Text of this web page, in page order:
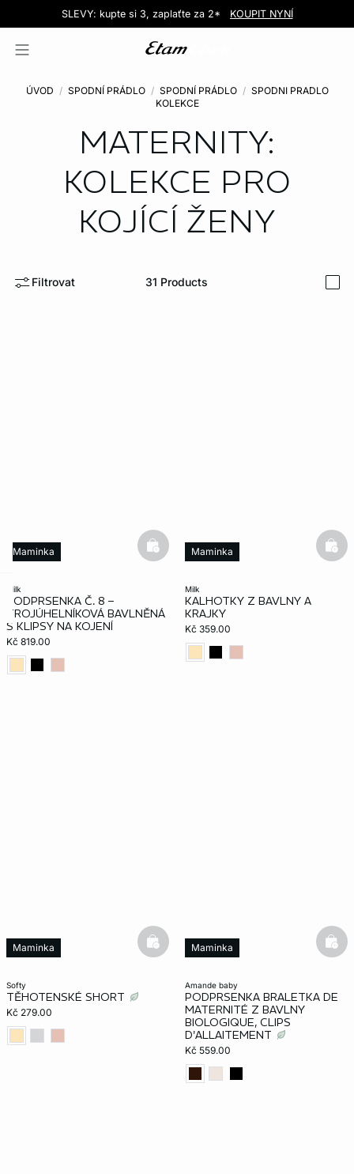
Doručení do obchodu zdarma!
SLEVY: kupte si 3, zaplaťte za 2* KOUPIT NYNÍ
Love EDIT: podprsenka + kalhotky za 999 KčKOUPIT NYNÍ
ÚVOD SPODNÍ PRÁDLO SPODNÍ PRÁDLO
SPODNI PRADLO
KOLEKCE
MATERNITY:
KOLEKCE PRO
KOJÍCÍ ŽENY
Filtrovat 31 Products
milk
PODPRSENKA Č. 8 –
TROJÚHELNÍKOVÁ BAVLNĚNÁ
S KLIPSY NA KOJENÍ
Kč 819.00
Maminka basketfull
milk
KALHOTKY Z BAVLNY A
KRAJKY
Kč 359.00
Maminka
softy
TĚHOTENSKÉ SHORT
Kč 279.00
Maminka basketfull
amande baby
PODPRSENKA BRALETKA DE
MATERNITÉ Z BAVLNY
BIOLOGIQUE, CLIPS
D'ALLAITEMENT
Kč 559.00
Maminka